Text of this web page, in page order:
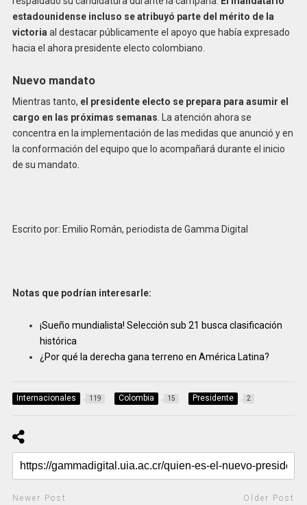
estadounidense incluso se atribuyó parte del mérito de la
victoria al destacar públicamente el apoyo que había expresado
hacia el ahora presidente electo colombiano.
Nuevo mandato
Mientras tanto, el presidente electo se prepara para asumir el
cargo en las próximas semanas . La atención ahora se
concentra en la implementación de las medidas que anunció y en
la conformación del equipo que lo acompañará durante el inicio
de su mandato
Escrito por: Emilio Román, periodista de Gamma Digital
Notas que podrían interesarle:
¡Sueño mundialista! Selección sub 21 busca clasificación
histórica
¿Por qué la derecha gana terreno en América Latina?
Internacionales 119 Colombia 15 Presidente 2
Newer Post Older Post